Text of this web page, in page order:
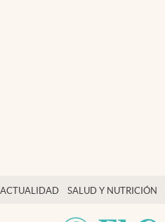
ACTUALIDAD SALUD Y NUTRICIÓN